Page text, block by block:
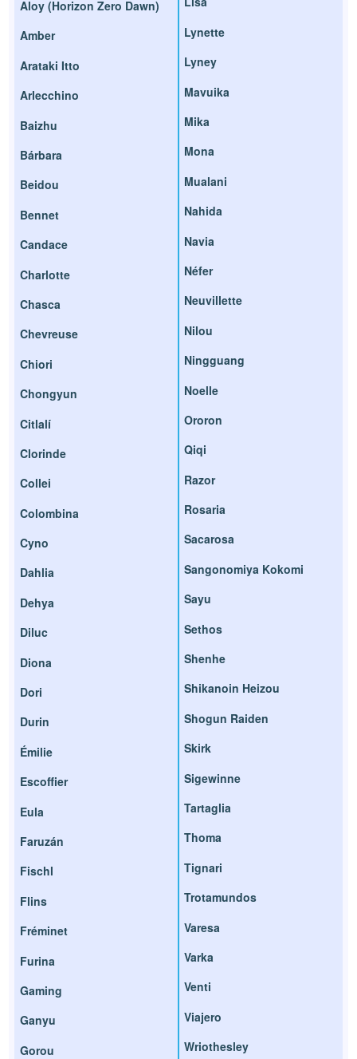
Aloy (Horizon Zero Dawn)
Amber
Arataki Itto
Arlecchino
Baizhu
Bárbara
Beidou
Bennet
Candace
Charlotte
Chasca
Chevreuse
Chiori
Chongyun
Citlalí
Clorinde
Collei
Colombina
Cyno
Dahlia
Dehya
Diluc
Diona
Dori
Durin
Émilie
Escoffier
Eula
Faruzán
Fischl
Flins
Fréminet
Furina
Gaming
Ganyu
Gorou
Lynette
Lyney
Mavuika
Mika
Mona
Mualani
Nahida
Navia
Néfer
Neuvillette
Nilou
Ningguang
Noelle
Ororon
Qiqi
Razor
Rosaria
Sacarosa
Sangonomiya Kokomi
Sayu
Sethos
Shenhe
Shikanoin Heizou
Shogun Raiden
Skirk
Sigewinne
Tartaglia
Thoma
Tignari
Trotamundos
Varesa
Varka
Venti
Viajero
Wriothesley